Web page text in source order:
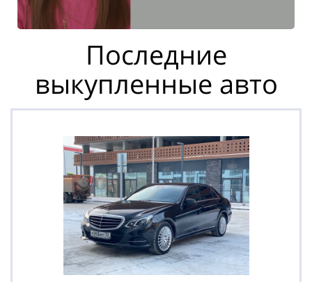
Последние
выкупленные авто